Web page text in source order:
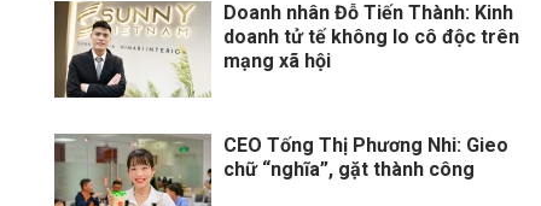
Doanh nhân Đỗ Tiến Thành: Kinh
doanh tử tế không lo cô độc trên
mạng xã hội
CEO Tống Thị Phương Nhi: Gieo
chữ “nghĩa”, gặt thành công